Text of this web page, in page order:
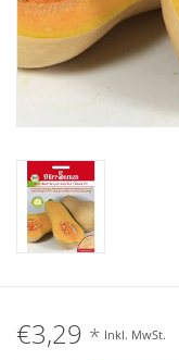
€3,29 * Inkl. MwSt.